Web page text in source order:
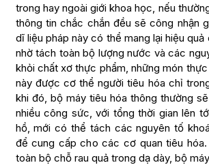
trong hay ngoài giới khoa học, nếu
thông tin chắc chắn đều sẽ công nhận
dĩ liệu pháp này có thể mang lại hiệu quả
nhờ tách toàn bộ lượng nước và các
khỏi chất xơ thực phẩm, những món
này được cơ thể người tiêu hóa chỉ
khi đó, bộ máy tiêu hóa thông thường
nhiều công sức, với tổng thời gian lên
hồ, mới có thể tách các nguyên tố
để cung cấp cho các cơ quan tiêu
toàn bộ chỗ rau quả trong dạ dày, bộ